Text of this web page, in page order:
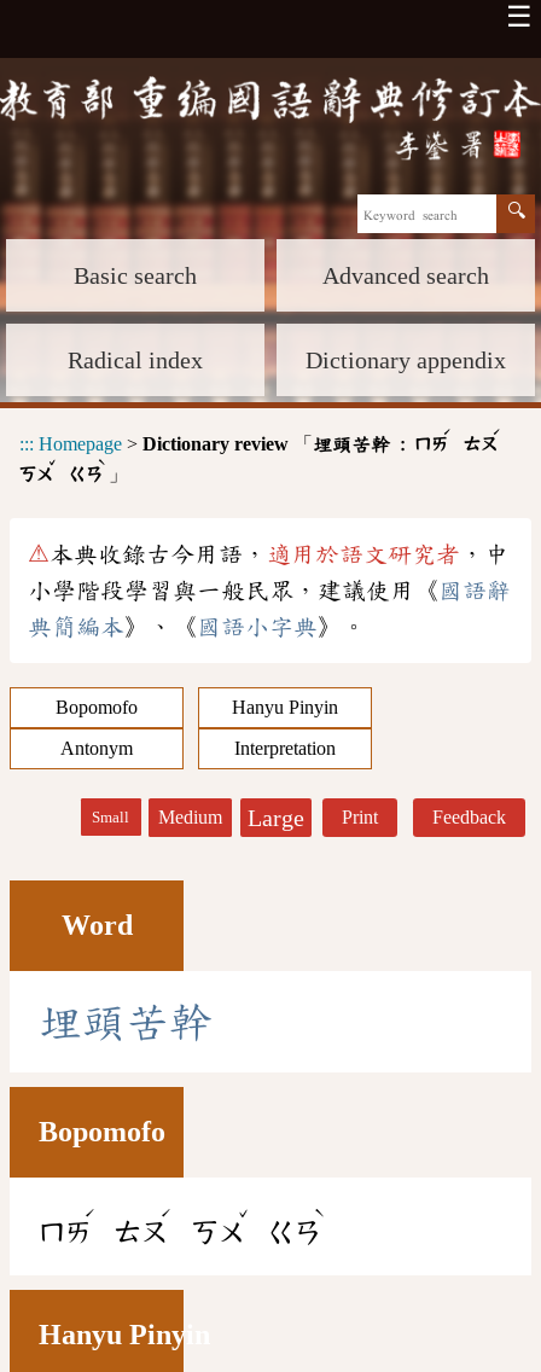
☰
Basic search Advanced search
Radical index Dictionary appendix
::: Homepage > Dictionary review 「 埋頭苦幹 : ㄇㄞ
ˊ
ㄊㄡ
ˊ
ㄎㄨ
ˇ
ㄍㄢ
ˋ
」
⚠本典收錄古今用語， 適用於語文研究者 ，中
小學階段學習與一般民眾，建議使用《 國語辭
典簡編本》、《 國語小字典》。
Bopomofo
Hanyu Pinyin
Antonym
Interpretation
Small Medium Large Print Feedback
Word
埋頭苦幹
Bopomofo
ㄇㄞ
ˊ
ㄊㄡ
ˊ
ㄎㄨ
ˇ
ㄍㄢ
ˋ
Hanyu Pinyin